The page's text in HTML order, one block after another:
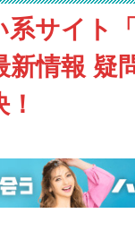
系サイト
新情報 疑